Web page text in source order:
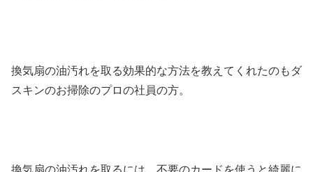
換気扇の油汚れを取る効果的な方法を教えてくれたのもダ
スキンのお掃除のプロの社員の方。
換気扇の油汚れを取るには、不要のカードを使うと綺麗に